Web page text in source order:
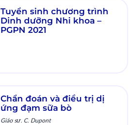
Tuyển sinh chương trình
Dinh dưỡng Nhi khoa –
PGPN 2021
Chẩn đoán và điều trị dị
ứng đạm sữa bò
Giáo sư. C. Dupont